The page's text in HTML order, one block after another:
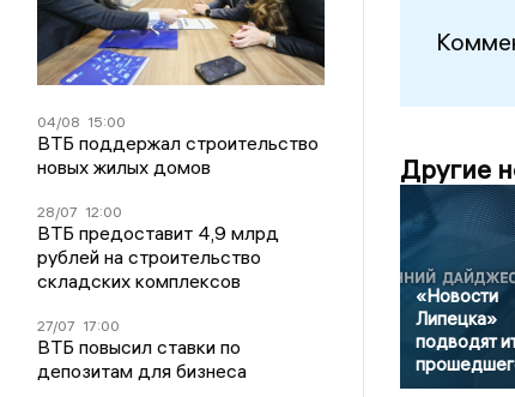
04/08 15:00
ВТБ поддержал строительство
новых жилых домов
28/07 12:00
ВТБ предоставит 4,9 млрд
рублей на строительство
складских комплексов
27/07 17:00
ВТБ повысил ставки по
депозитам для бизнеса
Другие
«Новости
Липецка»
подводят